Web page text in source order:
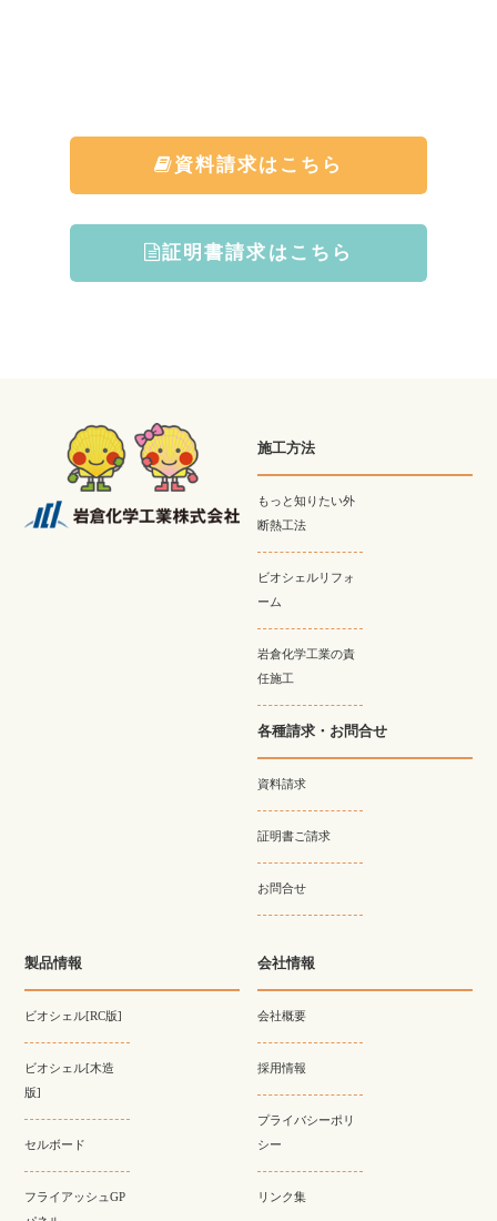
資料請求はこちら
証明書請求はこちら
施工方法
もっと知りたい外
断熱工法
ビオシェルリフォ
ーム
岩倉化学工業の責
任施工
各種請求・お問合せ
資料請求
証明書ご請求
お問合せ
製品情報
ビオシェル[RC版]
ビオシェル[木造
版]
セルボード
フライアッシュGP
会社情報
会社概要
採用情報
プライバシーポリ
シー
リンク集